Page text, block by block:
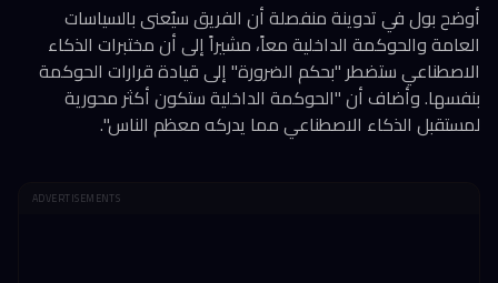
أوضح بول في تدوينة منفصلة أن الفريق سيُعنى بالسياسات
العامة والحوكمة الداخلية معاً، مشيراً إلى أن مختبرات الذكاء
الاصطناعي ستضطر "بحكم الضرورة" إلى قيادة قرارات الحوكمة
بنفسها. وأضاف أن "الحوكمة الداخلية ستكون أكثر محورية
لمستقبل الذكاء الاصطناعي مما يدركه معظم الناس".
ADVERTISEMENTS